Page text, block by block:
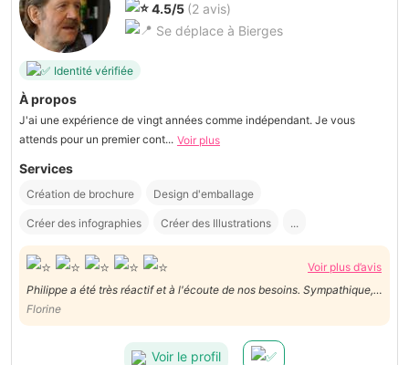
4.5/5 (2 avis)
Se déplace à Bierges
Identité vérifiée
À propos
J'ai une expérience de vingt années comme indépendant. Je vous
attends pour un premier cont... Voir plus
Services
Création de brochure Design d'emballage
Créer des infographies Créer des Illustrations ...
Voir plus d’avis
Philippe a été très réactif et à l'écoute de nos besoins. Sympathique,
c'est un vrai plaisir de travailler avec lui.
Florine
Voir le profil